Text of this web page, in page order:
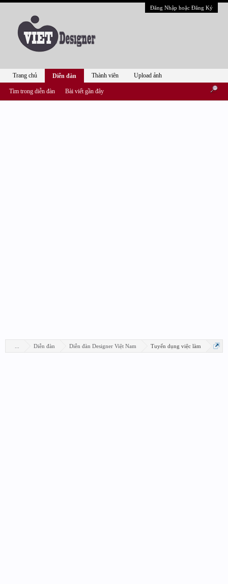
Đăng Nhập hoặc Đăng Ký
Diễn đàn Diễn đàn Designer Việt Nam Tuyển dụng việc làm
Trang chủ Diễn đàn
Tìm trong diễn đàn Bài viết gần đây
Thành viên Upload ảnh